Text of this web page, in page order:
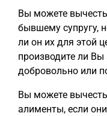
Вы можете
бывшему супругу,
ли он их для этой
производите ли
добровольно или
Вы можете
алименты, если